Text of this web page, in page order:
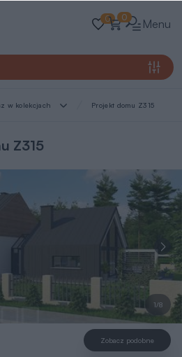
0 0 Menu
w kolekcjach Projekt domu Z315
Z315
1/8
Zobacz podobne